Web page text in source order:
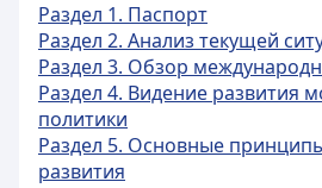
Раздел 1. Паспорт
Раздел 2. Анализ текущей
Раздел 3. Обзор
Раздел 4. Видение развития
политики
Раздел 5. Основные
развития